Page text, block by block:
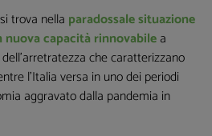
trova nella paradossale situazione
capacità rinnovabilea
che caratterizzano
l’Italia versa in uno dei periodi
aggravato dalla pandemia in